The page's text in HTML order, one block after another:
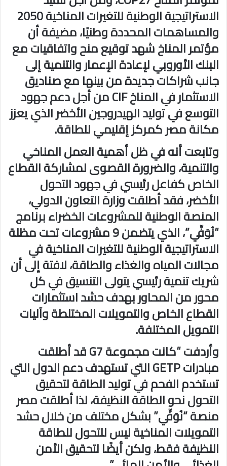
الاستراتيجية الوطنية للتغيرات المناخية 2050
والمساهمات المحددة وطنيًا، مضيفة أن
مؤتمر المناخ شهد توقيع منح واتفاقيات مع
البنك الأوروبي لإعادة الإعمار والتنمية إلى
جانب شراكات جديدة من بينها مع صناديق
الاستثمار في المناخ CIF من أجل دعم جهود
التوسع في توليد الهيدروجين الأخضر الذي يعزز
مكانة مصر كمركز إقليمي للطاقة.
وتابعت أنه في ظل أهمية العمل المناخي
والتنمية، والضرورة القصوى لمشاركة القطاع
الخاص كفاعل رئيسي في جهود التحول
الأخضر، فقد أطلقت وزارة التعاون الدولي،
المنصة الوطنية للمشروعات الخضراء برنامج
“نُوَفِّي”، الذي يتضمن 9 مشروعات تحت مظلة
الاستراتيجية الوطنية للتغيرات المناخية في
مجالات المياه والغذاء والطاقة، لافتة إلى أن
شريك تنمية رئيسي يتولى التنسيق في كل
محور من المحاور بهدف حشد استثمارات
القطاع الخاص والتمويلات المختلطة وآليات
التمويل المختلفة.
وأردفت “كانت مجموعة G7 قد أطلقت
مبادرات GETP التي تستهدف دعم الدول التي
تستخدم الفحم في توليد الطاقة لتحقيق
التحول نحو الطاقة النظيفة، لذا أطلقت مصر
منصة “نُوَفِّي” بشكل مختلف من خلال حشد
التمويلات المناخية ليس للتحول للطاقة
النظيفة فقط، ولكن أيضًا لتحقيق الأمن